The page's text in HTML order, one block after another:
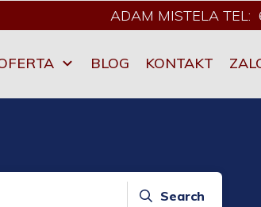
ADAM MISTELA
BLOG KONTAKT
Search